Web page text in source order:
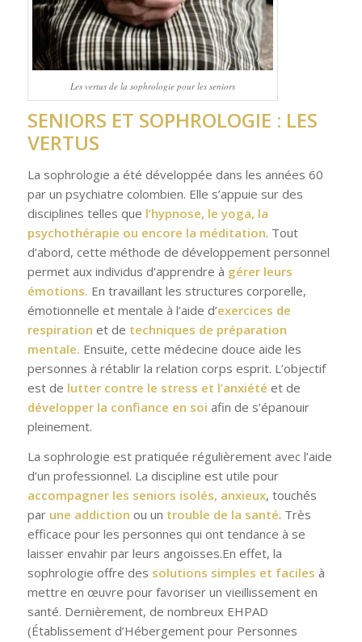
Les vertus de la sophrologie pour les seniors
SENIORS ET SOPHROLOGIE : LES
VERTUS
La sophrologie a été développée dans les années 60
par un psychiatre colombien. Elle s’appuie sur des
disciplines telles que l’hypnose, le yoga, la
psychothérapie ou encore la méditation. Tout
d’abord, cette méthode de développement personnel
permet aux individus d’apprendre à gérer leurs
émotions. En travaillant les structures corporelle,
émotionnelle et mentale à l’aide d’exercices de
respiration et de techniques de préparation
mentale. Ensuite, cette médecine douce aide les
personnes à rétablir la relation corps esprit. L’objectif
est de lutter contre le stress et l’anxiété et de
développer la confiance en soi afin de s’épanouir
pleinement.
La sophrologie est pratiquée régulièrement avec l’aide
d’un professionnel. La discipline est utile pour
accompagner les seniors isolés, anxieux, touchés
par une addiction ou un trouble de la santé. Très
efficace pour les personnes qui ont tendance à se
laisser envahir par leurs angoisses.En effet, la
sophrologie offre des solutions simples et faciles à
mettre en œuvre pour favoriser un vieillissement en
santé. Dernièrement, de nombreux EHPAD
(Établissement d’Hébergement pour Personnes